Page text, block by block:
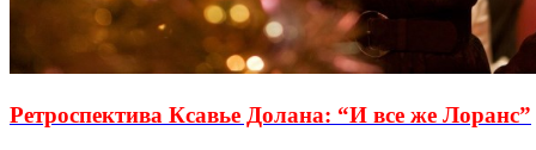
Ретроспектива Ксавье Долана: “И все же Лоранс”